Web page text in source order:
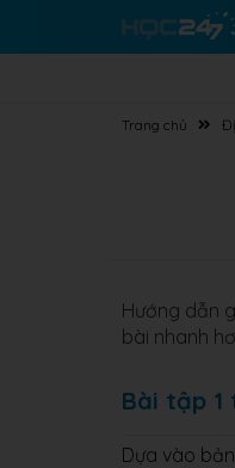
Trang chủ
Hướng dẫn
bài nhanh
Bài tập 1
Dựa vào